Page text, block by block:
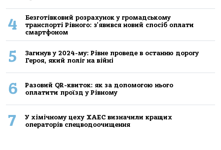
4
Безготівковий розрахунок у громадському
транспорті Рівного: з'явився новий спосіб оплати
смартфоном
5
Загинув у 2024-му: Рівне проведе в останню дорогу
Героя, який поліг на війні
6
Разовий QR-квиток: як за допомогою нього
оплатити проїзд у Рівному
7
У хімічному цеху ХАЕС визначили кращих
операторів спецводоочищення